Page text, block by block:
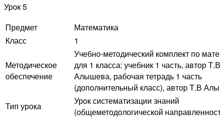
Урок 5
Предмет
Математика
Класс
1
Методическое
обеспечение
Учебно-методический комплект по
для 1 класса: учебник 1 часть, автор
Алышева, рабочая тетрадь 1 часть
(дополнительный класс), автор Т.В
Тип урока
Урок систематизации знаний
(общеметодологической